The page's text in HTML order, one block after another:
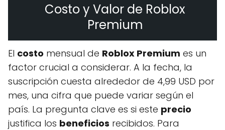
Costo y Valor de Roblox
Premium
El costo mensual de Roblox Premium es un
factor crucial a considerar. A la fecha, la
suscripción cuesta alrededor de 4,99 USD por
mes, una cifra que puede variar según el
país. La pregunta clave es si este precio
justifica los beneficios recibidos. Para